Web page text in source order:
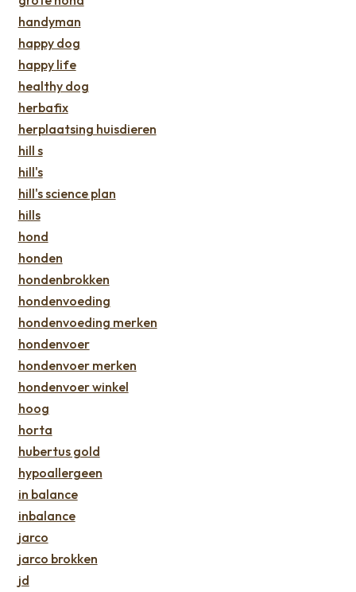
handyman
happy dog
happy life
healthy dog
herbafix
herplaatsing huisdieren
hill s
hill's
hill's science plan
hills
hond
honden
hondenbrokken
hondenvoeding
hondenvoeding merken
hondenvoer
hondenvoer merken
hondenvoer winkel
hoog
horta
hubertus gold
hypoallergeen
in balance
inbalance
jarco
jarco brokken
jd